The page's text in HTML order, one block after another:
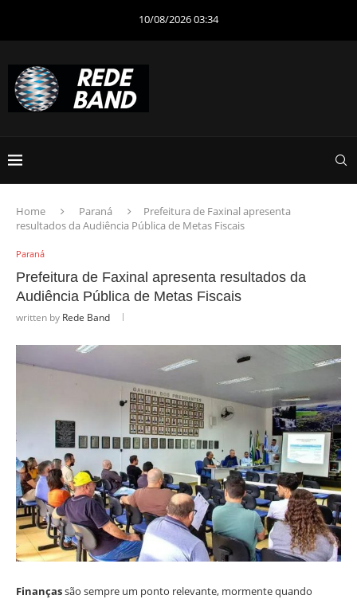
10/08/2026 03:34
Home Paraná
Prefeitura de Faxinal apresenta
resultados da Audiência Pública de Metas Fiscais
Paraná
Prefeitura de Faxinal apresenta resultados da
Audiência Pública de Metas Fiscais
written by Rede Band
Finançassão sempre um ponto relevante, mormente quando